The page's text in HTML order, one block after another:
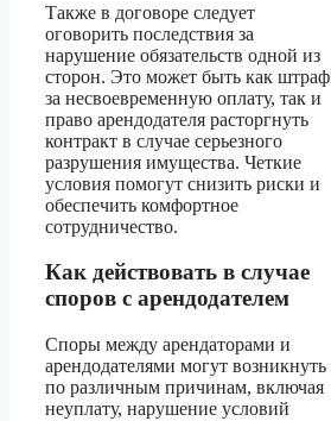
Также в договоре следует
оговорить последствия за
нарушение обязательств одной из
сторон. Это может быть как штраф
за несвоевременную оплату, так и
право арендодателя расторгнуть
контракт в случае серьезного
разрушения имущества. Четкие
условия помогут снизить риски и
обеспечить комфортное
сотрудничество.
Как действовать в случае
споров с арендодателем
Споры между арендаторами и
арендодателями могут возникнуть
по различным причинам, включая
неуплату, нарушение условий